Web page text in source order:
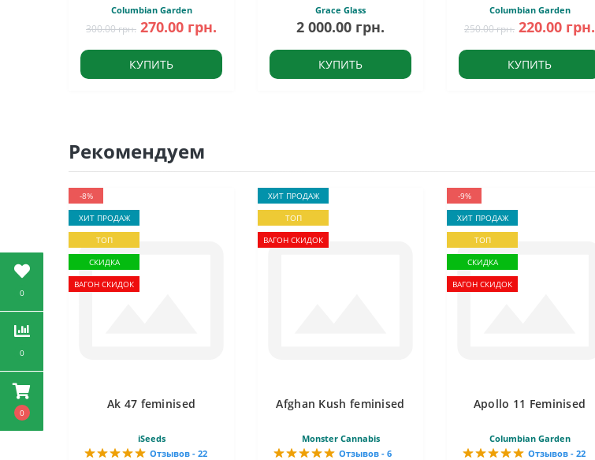
0
0
0
Columbian Garden
300.00 грн. 270.00 грн.
КУПИТЬ
Grace Glass
2 000.00 грн.
КУПИТЬ
Columbian Garden
250.00 грн. 220.00 грн.
КУПИТЬ
Рекомендуем
-8%
ХИТ ПРОДАЖ
ТОП
СКИДКА
ВАГОН СКИДОК
Ak 47 feminised
iSeeds
Отзывов - 22
ХИТ ПРОДАЖ
ТОП
ВАГОН СКИДОК
Afghan Kush feminised
Monster Cannabis
Отзывов - 6
-9%
ХИТ ПРОДАЖ
ТОП
СКИДКА
ВАГОН СКИДОК
Apollo 11 Feminised
Columbian Garden
Отзывов - 22